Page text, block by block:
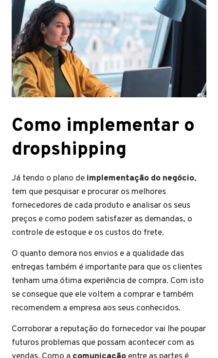
Como implementar o
dropshipping
Já tendo o plano de implementação do negócio,
tem que pesquisar e procurar os melhores
fornecedores de cada produto e analisar os seus
preços e como podem satisfazer as demandas, o
controle de estoque e os custos do frete.
O quanto demora nos envios e a qualidade das
entregas também é importante para que os clientes
tenham uma ótima experiência de compra. Com isto
se consegue que ele voltem a comprar e também
recomendem a empresa aos seus conhecidos.
Corroborar a reputação do fornecedor vai lhe poupar
futuros problemas que possam acontecer com as